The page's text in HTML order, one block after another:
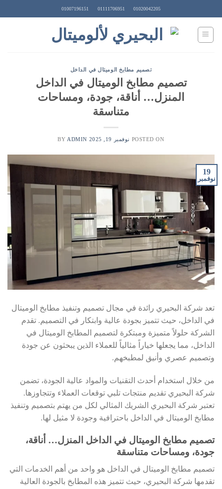
to
content
01020042205
01111706951
01007196151
تصميم مطابخ الوميتال في الداخل
تصميم مطابخ الوميتال في الداخل
المنزل… أناقة، جودة، ومساحات
متناسقة
POSTED ON نوفمبر 19, 2025 ADMIN
19
نوفمبر
تعد شركة البحيري رائدة في مجال تصميم وتنفيذ مطابخ الوميتال
في الداخل، حيث تتميز بجودة عالية وابتكار في التصميم. تقدم
الشركة حلولاً متميزة ومبتكرة لتصميم المطابخ الوميتال في
الداخل، مما يجعلها خياراً مثالياً للعملاء الذين يبحثون عن جودة
وتصميم عصري وأنيق لمطبخهم.
من خلال استخدام أحدث التقنيات والمواد عالية الجودة، تضمن
شركة البحيري تقديم منتجات تلبي توقعات العملاء وتتجاوزها.
تعتبر شركة البحيري الشريك المثالي لكل من يهتم بتصميم وتنفيذ
مطابخ الوميتال في الداخل باحترافية وجودة لا مثيل لها.
تصميم مطابخ الوميتال في الداخل المنزل… أناقة،
جودة، ومساحات متناسقة
تصميم مطابخ الوميتال في الداخل هو واحد من أهم الخدمات التي
تقدمها شركة البحيري، حيث تتميز هذه المطابخ بالجودة العالية